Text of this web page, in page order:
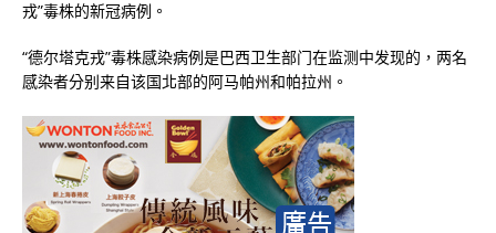
戎”毒株的新冠病例。
“德尔塔克戎”毒株感染病例是巴西卫生部门在监测中发现的，两名
感染者分别来自该国北部的阿马帕州和帕拉州。